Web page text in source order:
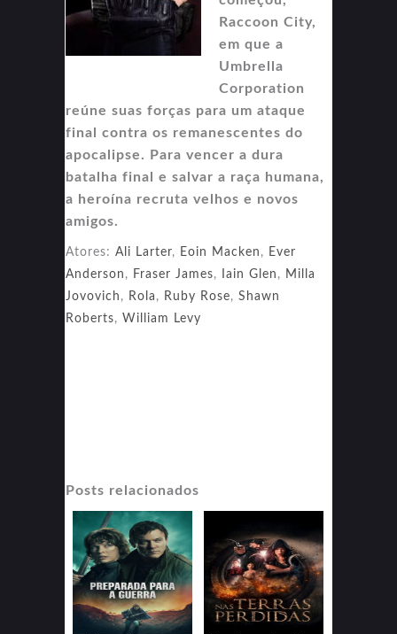
Raccoon City,
em que a
Umbrella
Corporation
reúne suas forças para um ataque
final contra os remanescentes do
apocalipse. Para vencer a dura
batalha final e salvar a raça humana,
a heroína recruta velhos e novos
amigos.
Atores: Ali Larter, Eoin Macken , Ever
Anderson , Fraser James, Iain Glen , Milla
Jovovich , Rola , Ruby Rose, Shawn
Roberts, William Levy
Posts relacionados